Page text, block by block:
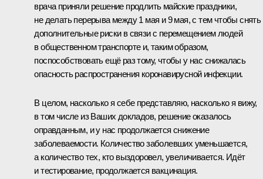
врача приняли решение продлить майские праздники,
не делать перерыва между 1 мая и 9 мая, с тем чтобы снять
дополнительные риски в связи с перемещением людей
в общественном транспорте и, таким образом,
поспособствовать ещё раз тому, чтобы у нас снижалась
опасность распространения коронавирусной инфекции.
В целом, насколько я себе представляю, насколько я вижу,
в том числе из Ваших докладов, решение оказалось
оправданным, и у нас продолжается снижение
заболеваемости. Количество заболевших уменьшается,
а количество тех, кто выздоровел, увеличивается. Идёт
и тестирование, продолжается вакцинация.